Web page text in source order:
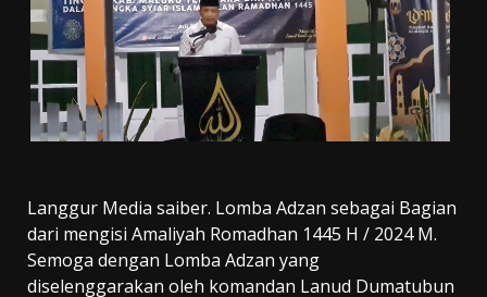
Langgur Media saiber. Lomba Adzan sebagai Bagian
dari mengisi Amaliyah Romadhan 1445 H / 2024 M.
Semoga dengan Lomba Adzan yang
diselenggarakan oleh komandan Lanud Dumatubun